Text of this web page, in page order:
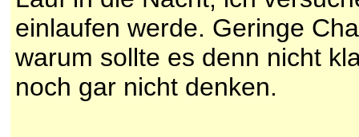
einlaufen werde. Geringe
warum sollte es denn nicht
noch gar nicht denken.